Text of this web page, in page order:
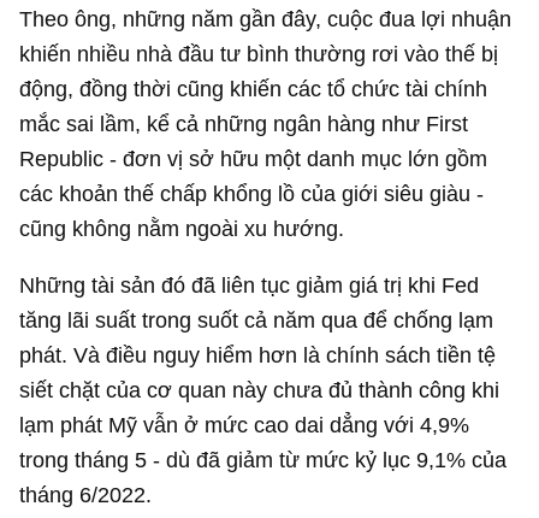
Theo ông, những năm gần đây, cuộc đua lợi nhuận
khiến nhiều nhà đầu tư bình thường rơi vào thế bị
động, đồng thời cũng khiến các tổ chức tài chính
mắc sai lầm, kể cả những ngân hàng như First
Republic - đơn vị sở hữu một danh mục lớn gồm
các khoản thế chấp khổng lồ của giới siêu giàu -
cũng không nằm ngoài xu hướng.
Những tài sản đó đã liên tục giảm giá trị khi Fed
tăng lãi suất trong suốt cả năm qua để chống lạm
phát. Và điều nguy hiểm hơn là chính sách tiền tệ
siết chặt của cơ quan này chưa đủ thành công khi
lạm phát Mỹ vẫn ở mức cao dai dẳng với 4,9%
trong tháng 5 - dù đã giảm từ mức kỷ lục 9,1% của
tháng 6/2022.